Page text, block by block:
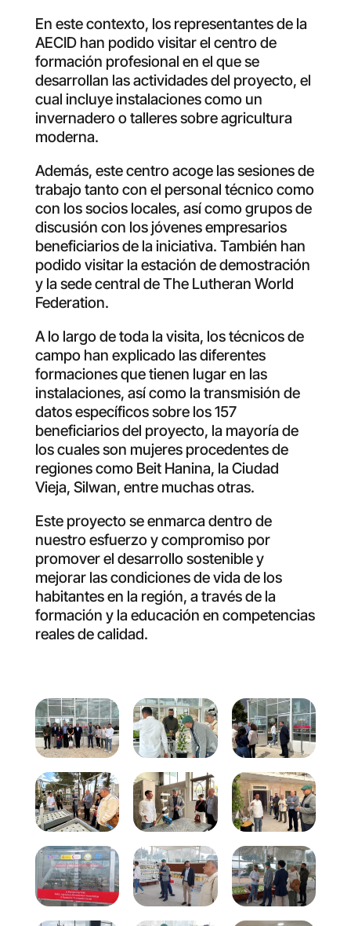
En este contexto, los representantes de la
AECID han podido visitar el centro de
formación profesional en el que se
desarrollan las actividades del proyecto, el
cual incluye instalaciones como un
invernadero o talleres sobre agricultura
moderna.
Además, este centro acoge las sesiones de
trabajo tanto con el personal técnico como
con los socios locales, así como grupos de
discusión con los jóvenes empresarios
beneficiarios de la iniciativa. También han
podido visitar la estación de demostración
y la sede central de The Lutheran World
Federation.
A lo largo de toda la visita, los técnicos de
campo han explicado las diferentes
formaciones que tienen lugar en las
instalaciones, así como la transmisión de
datos específicos sobre los 157
beneficiarios del proyecto, la mayoría de
los cuales son mujeres procedentes de
regiones como Beit Hanina, la Ciudad
Vieja, Silwan, entre muchas otras.
Este proyecto se enmarca dentro de
nuestro esfuerzo y compromiso por
promover el desarrollo sostenible y
mejorar las condiciones de vida de los
habitantes en la región, a través de la
formación y la educación en competencias
reales de calidad.